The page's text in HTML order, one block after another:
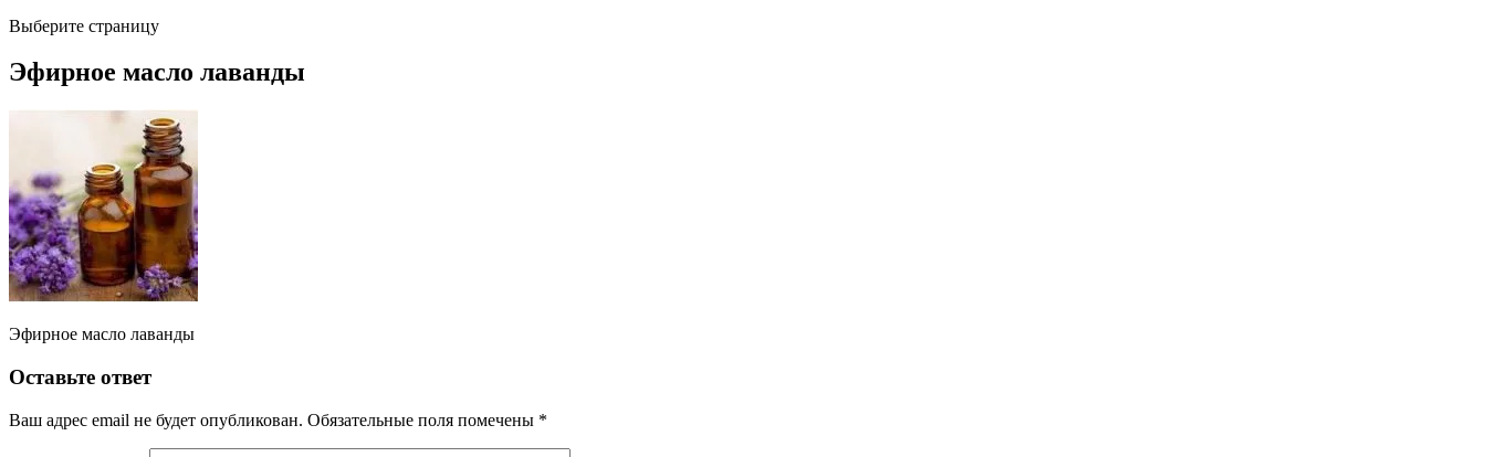
Выберите страницу
Эфирное масло лаванды
Эфирное масло лаванды
Оставьте ответ
Ваш адрес email не будет опубликован. Обязательные поля помечены *